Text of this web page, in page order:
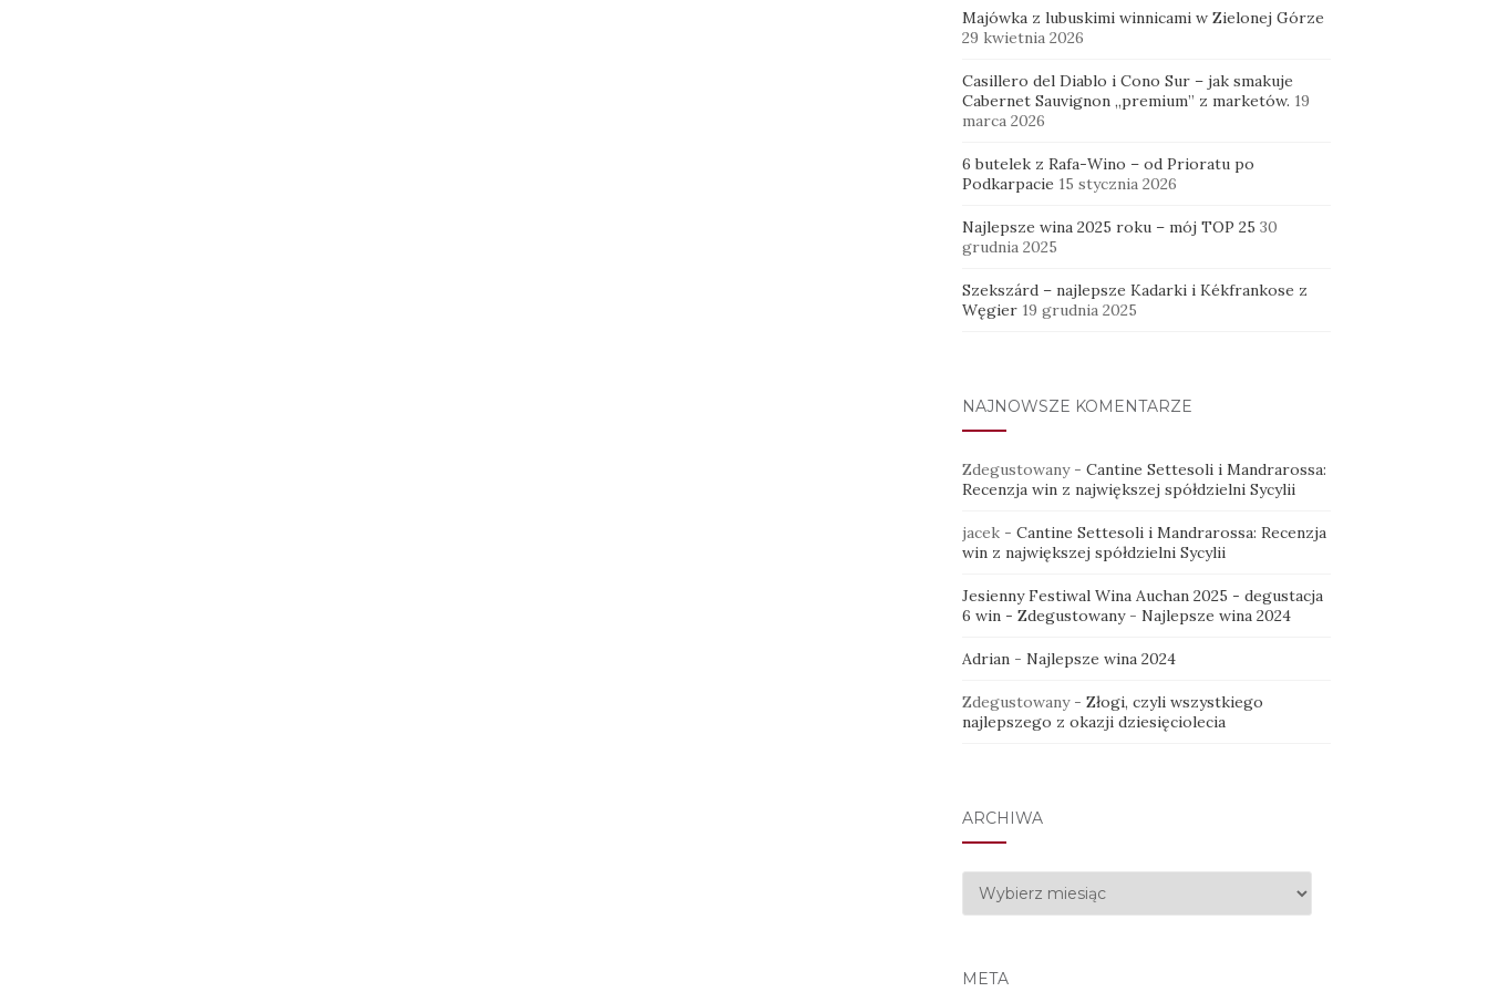
Majówka z lubuskimi winnicami w Zielonej Górze
29 kwietnia 2026
Casillero del Diablo i Cono Sur – jak smakuje
Cabernet Sauvignon „premium” z marketów. 19
marca 2026
6 butelek z Rafa-Wino – od Prioratu po
Podkarpacie 15 stycznia 2026
Najlepsze wina 2025 roku – mój TOP 25 30
grudnia 2025
Szekszárd – najlepsze Kadarki i Kékfrankose z
Węgier 19 grudnia 2025
NAJNOWSZE KOMENTARZE
Zdegustowany- Cantine Settesoli i Mandrarossa:
Recenzja win z największej spółdzielni Sycylii
jacek- Cantine Settesoli i Mandrarossa: Recenzja
win z największej spółdzielni Sycylii
Jesienny Festiwal Wina Auchan 2025 - degustacja
6 win - Zdegustowany- Najlepsze wina 2024
Adrian- Najlepsze wina 2024
Zdegustowany- Złogi, czyli wszystkiego
najlepszego z okazji dziesięciolecia
ARCHIWA
Archiwa
META